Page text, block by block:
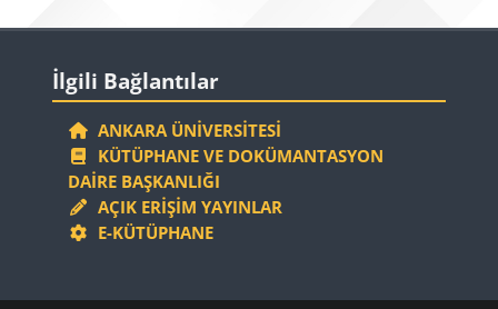
Bloklar
İlgili Bağlantılar
ANKARA ÜNIVERSITESI
KÜTÜPHANE VE DOKÜMANTASYON
DAIRE BAŞKANLIĞI
AÇIK ERIŞIM YAYINLAR
E-KÜTÜPHANE